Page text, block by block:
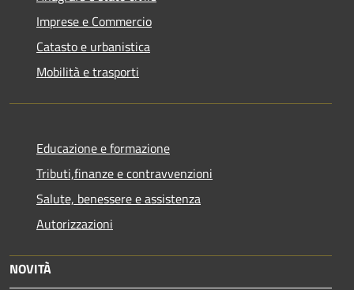
Imprese e Commercio
Catasto e urbanistica
Mobilità e trasporti
Educazione e formazione
Tributi,finanze e contravvenzioni
Salute, benessere e assistenza
Autorizzazioni
NOVITÀ